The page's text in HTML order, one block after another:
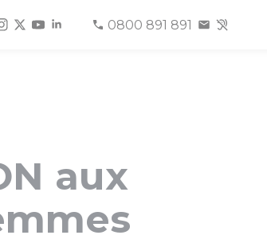
0800 891 891
aux